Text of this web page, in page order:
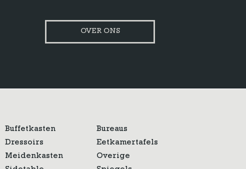
OVER ONS
Buffetkasten
Bureaus
Dressoirs
Eetkamertafels
Meidenkasten
Overige